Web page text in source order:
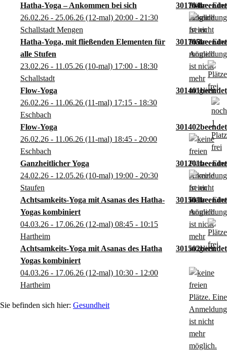
Hatha-Yoga – Ankommen bei sich
301704
26.02.26 - 25.06.26 (12-mal) 20:00 - 21:30
Schallstadt Mengen
Hatha-Yoga, mit fließenden Elementen für
alle Stufen
301705
23.02.26 - 11.05.26 (10-mal) 17:00 - 18:30
Schallstadt
Flow-Yoga
301401
26.02.26 - 11.06.26 (11-mal) 17:15 - 18:30
Eschbach
Flow-Yoga
301402
26.02.26 - 11.06.26 (11-mal) 18:45 - 20:00
Eschbach
Ganzheitlicher Yoga
301201
24.02.26 - 12.05.26 (10-mal) 19:00 - 20:30
Staufen
Achtsamkeits-Yoga mit Asanas des Hatha-
Yogas kombiniert
301501
04.03.26 - 17.06.26 (12-mal) 08:45 - 10:15
Hartheim
Achtsamkeits-Yoga mit Asanas des Hatha
Yogas kombiniert
301502
04.03.26 - 17.06.26 (12-mal) 10:30 - 12:00
Hartheim
Gesundheit